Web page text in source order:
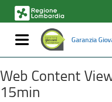
al
contenuto
principale
Come
aderire
Mostra/nascondi
navigazione
Garanzia
Web Content
15min